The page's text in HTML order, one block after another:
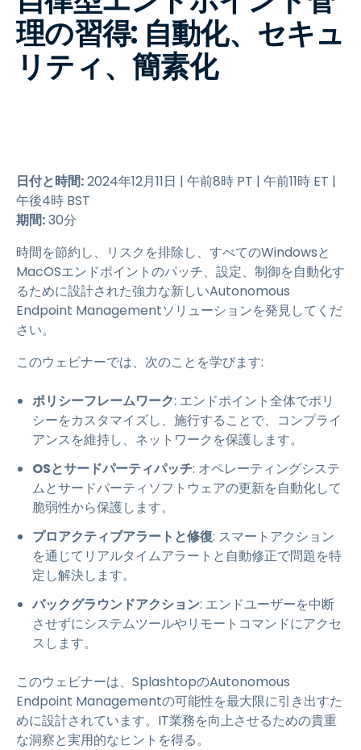
理の習得: 自動化、セキュ
リティ、簡素化
日付と時間:2024年12月11日 | 午前8時 PT | 午前11時 ET |
午後4時 BST
期間:30分
時間を節約し、リスクを排除し、すべてのWindowsと
MacOSエンドポイントのパッチ、設定、制御を自動化す
るために設計された強力な新しいAutonomous
Endpoint Managementソリューションを発見してくだ
さい。
このウェビナーでは、次のことを学びます:
ポリシーフレームワーク: エンドポイント全体でポリ
シーをカスタマイズし、施行することで、コンプライ
アンスを維持し、ネットワークを保護します。
OSとサードパーティパッチ: オペレーティングシステ
ムとサードパーティソフトウェアの更新を自動化して
脆弱性から保護します。
プロアクティブアラートと修復: スマートアクション
を通じてリアルタイムアラートと自動修正で問題を特
定し解決します。
バックグラウンドアクション: エンドユーザーを中断
させずにシステムツールやリモートコマンドにアクセ
スします。
このウェビナーは、SplashtopのAutonomous
Endpoint Managementの可能性を最大限に引き出すた
めに設計されています。IT業務を向上させるための貴重
な洞察と実用的なヒントを得る。